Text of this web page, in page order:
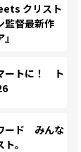
クリスト
監督最新作
ートに！ ト
ード みんな
。